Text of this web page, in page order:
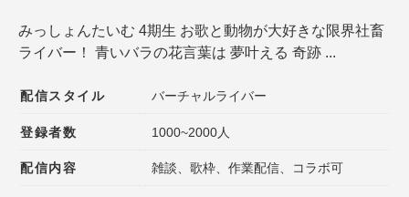
みっしょんたいむ 4期生 お歌と動物が大好きな限界社畜
ライバー！ 青いバラの花言葉は 夢叶える 奇跡 ...
配信スタイル バーチャルライバー
登録者数 1000~2000人
配信内容 雑談、歌枠、作業配信、コラボ可